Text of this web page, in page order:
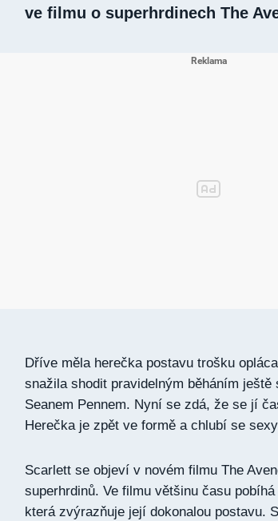
ve filmu o superhrdinech The
Dříve měla herečka postavu trošku
snažila shodit pravidelným běháním ještě
Seanem Pennem. Nyní se zdá, že se jí
Herečka je zpět ve formě a chlubí se
Scarlett se objeví v novém filmu The
superhrdinů. Ve filmu většinu času
která zvýrazňuje její dokonalou postavu.